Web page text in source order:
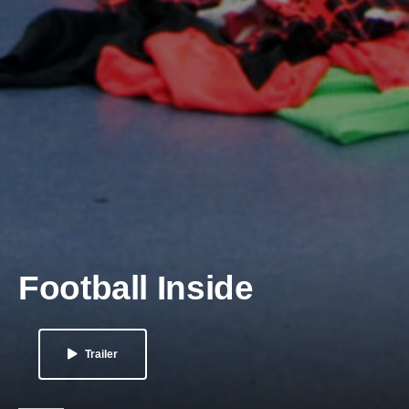
Football Inside
Trailer